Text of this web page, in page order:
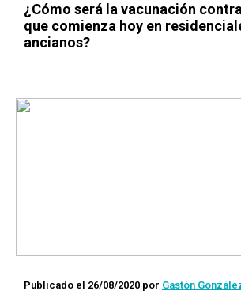
¿Cómo será la vacunación
que comienza hoy en
ancianos?
Publicado el 26/08/2020 por Gastón